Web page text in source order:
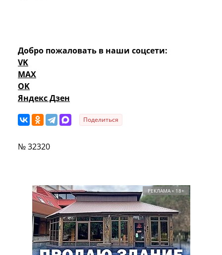
Добро пожаловать в наши соцсети:
VK
MAX
OK
Яндекс Дзен
Поделиться
№ 32320
РЕКЛАМА • 18+